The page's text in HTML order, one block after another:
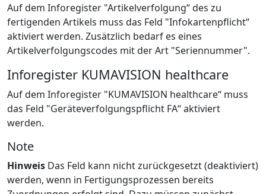
Auf dem Inforegister "Artikelverfolgung“ des zu
fertigenden Artikels muss das Feld "Infokartenpflicht“
aktiviert werden. Zusätzlich bedarf es eines
Artikelverfolgungscodes mit der Art "Seriennummer".
Inforegister KUMAVISION healthcare
Auf dem Inforegister "KUMAVISION healthcare“ muss
das Feld "Geräteverfolgungspflicht FA“ aktiviert
werden.
Note
Hinweis Das Feld kann nicht zurückgesetzt (deaktiviert)
werden, wenn in Fertigungsprozessen bereits